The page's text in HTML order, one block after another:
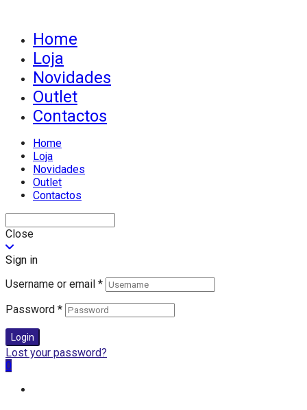
Home
Loja
Novidades
Outlet
Contactos
Home
Loja
Novidades
Outlet
Contactos
Close
Sign in
Username or email *
Password *
Login
Lost your password?
0